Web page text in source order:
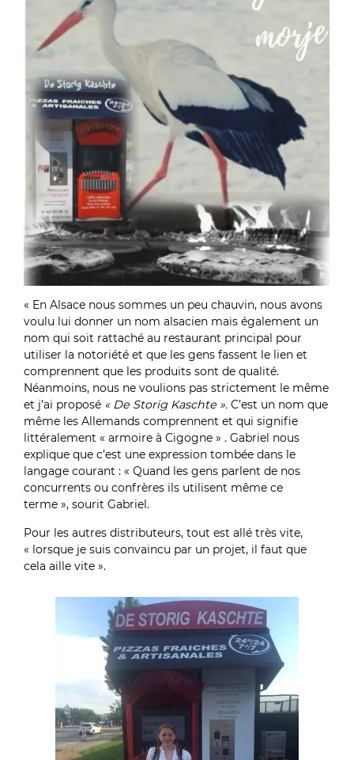
« En Alsace nous sommes un peu chauvin, nous avons
voulu lui donner un nom alsacien mais également un
nom qui soit rattaché au restaurant principal pour
utiliser la notoriété et que les gens fassent le lien et
comprennent que les produits sont de qualité.
Néanmoins, nous ne voulions pas strictement le même
et j’ai proposé « De Storig Kaschte ».C’est un nom que
même les Allemands comprennent et qui signifie
littéralement « armoire à Cigogne » . Gabriel nous
explique que c’est une expression tombée dans le
langage courant : « Quand les gens parlent de nos
concurrents ou confrères ils utilisent même ce
terme », sourit Gabriel.
Pour les autres distributeurs, tout est allé très vite,
« lorsque je suis convaincu par un projet, il faut que
cela aille vite ».